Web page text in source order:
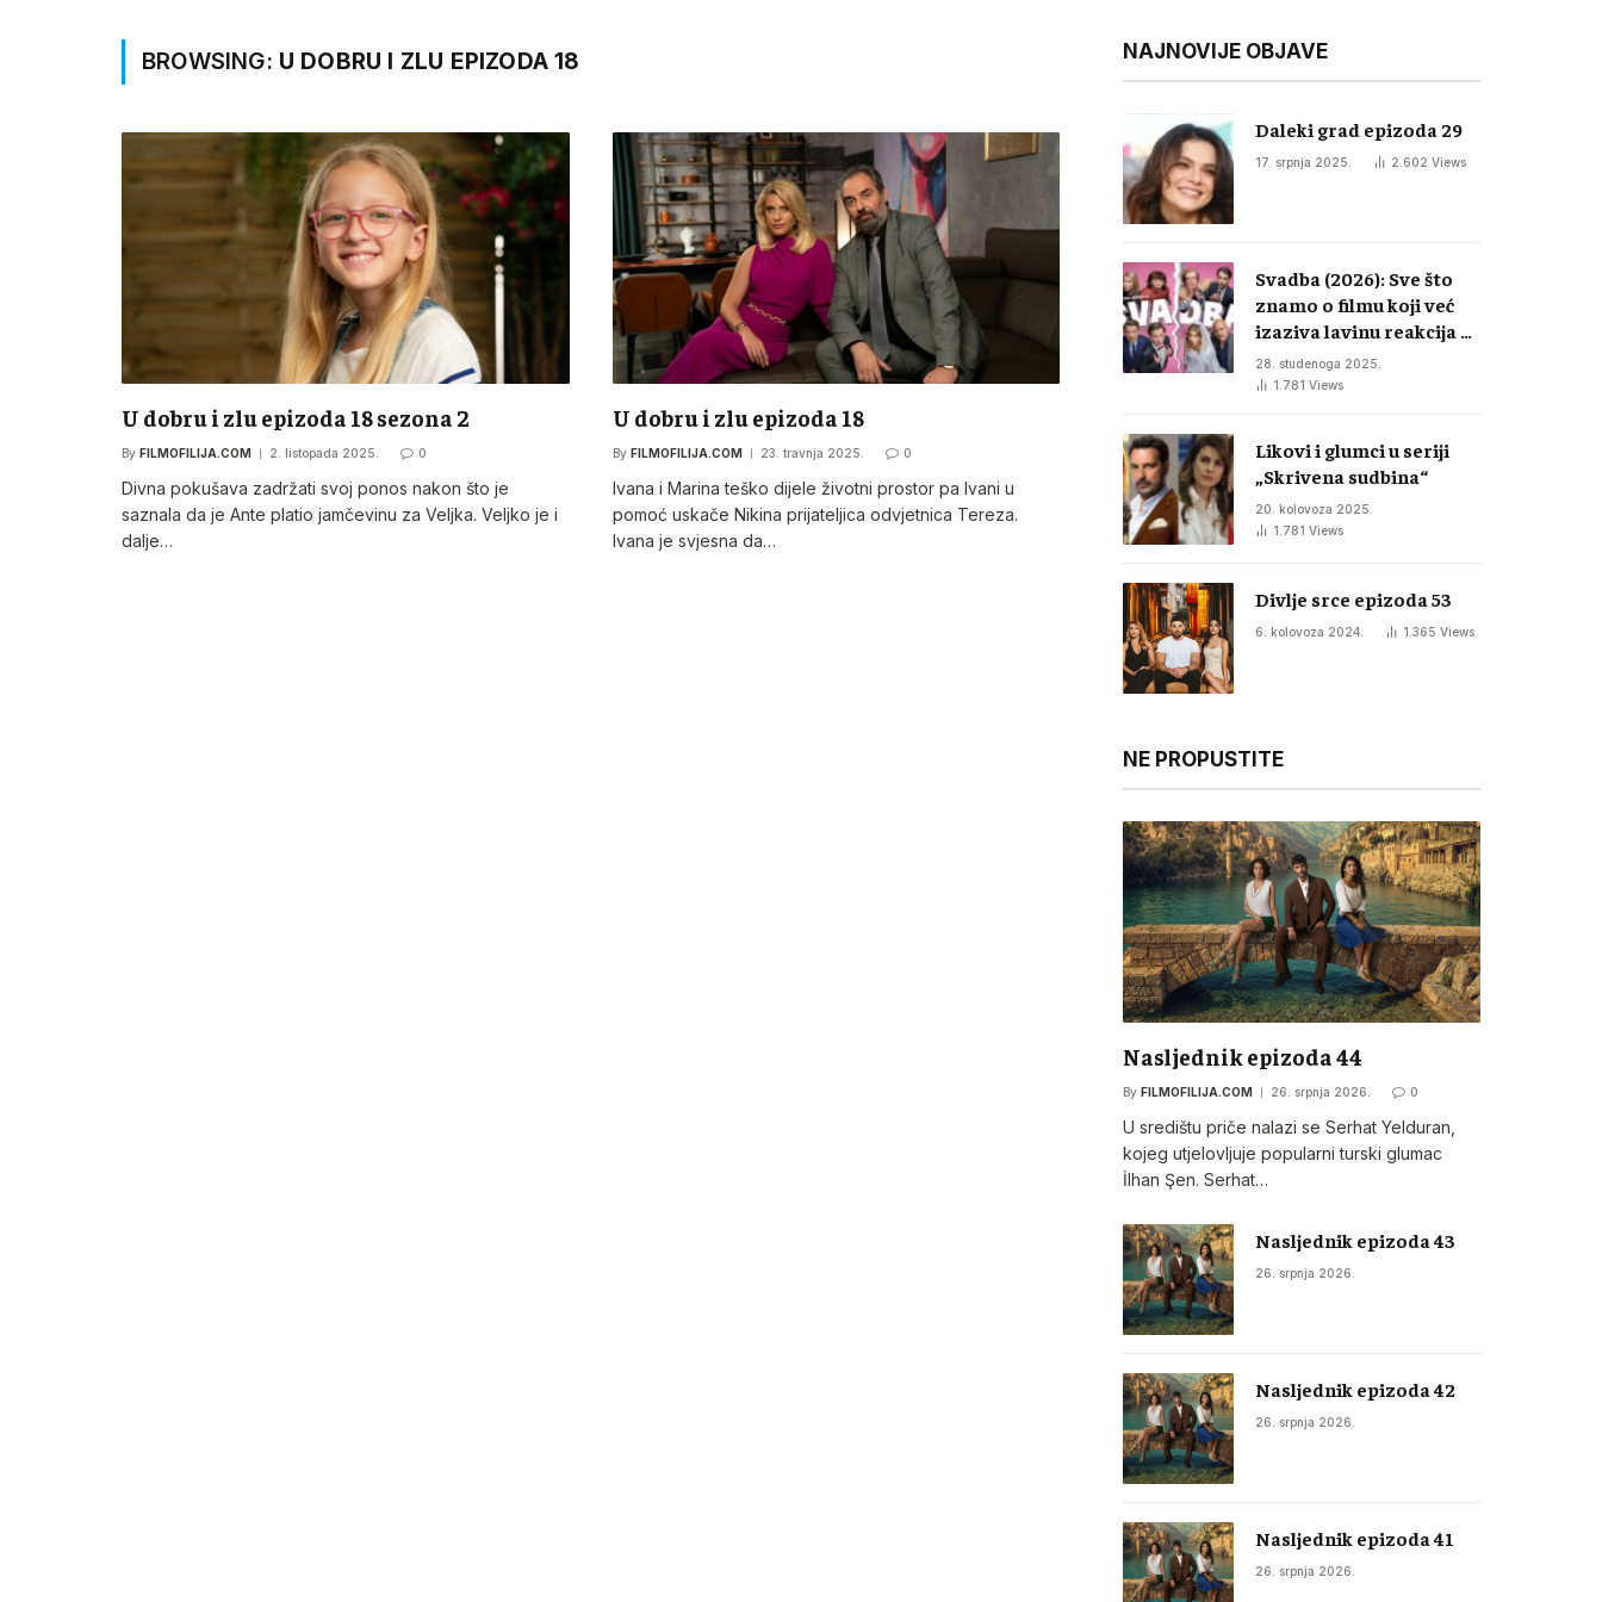
BROWSING: U DOBRU I ZLU EPIZODA 18
U dobru i zlu epizoda 18 sezona 2
By FILMOFILIJA.COM 2. listopada 2025. 0
Divna pokušava zadržati svoj ponos nakon što je
saznala da je Ante platio jamčevinu za Veljka. Veljko je i
dalje…
U dobru i zlu epizoda 18
By FILMOFILIJA.COM 23. travnja 2025. 0
Ivana i Marina teško dijele životni prostor pa Ivani u
pomoć uskače Nikina prijateljica odvjetnica Tereza.
Ivana je svjesna da…
NAJNOVIJE OBJAVE
Daleki grad epizoda 29
17. srpnja 2025. 2.602 Views
Svadba (2026): Sve što
znamo o filmu koji već
izaziva lavinu reakcija u
regiji
28. studenoga 2025.
1.781 Views
Likovi i glumci u seriji
„Skrivena sudbina“
20. kolovoza 2025.
1.781 Views
Divlje srce epizoda 53
6. kolovoza 2024. 1.365 Views
NE PROPUSTITE
Nasljednik epizoda 44
By FILMOFILIJA.COM 26. srpnja 2026. 0
U središtu priče nalazi se Serhat Yelduran,
kojeg utjelovljuje popularni turski glumac
İlhan Şen. Serhat…
Nasljednik epizoda 43
26. srpnja 2026.
Nasljednik epizoda 42
26. srpnja 2026.
Nasljednik epizoda 41
26. srpnja 2026.